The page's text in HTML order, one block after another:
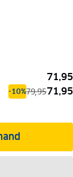
71,95
-10%79,9571,95